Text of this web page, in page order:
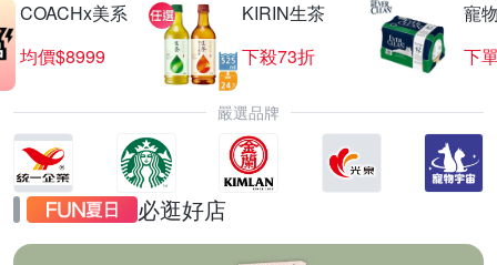
COACHx美系
均價$8999
KIRIN生茶
下殺73折
寵
下
嚴選品牌
必逛好店